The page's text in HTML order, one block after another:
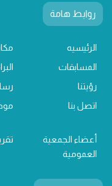
روابط هامة
الرئيسيه
المسابقات
رؤيتنا
اتصل بنا
أعضاء الجمعية
العمومية